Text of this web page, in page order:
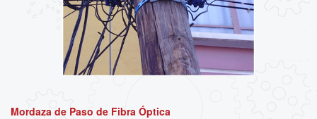
Mordaza de Paso de Fibra Óptica